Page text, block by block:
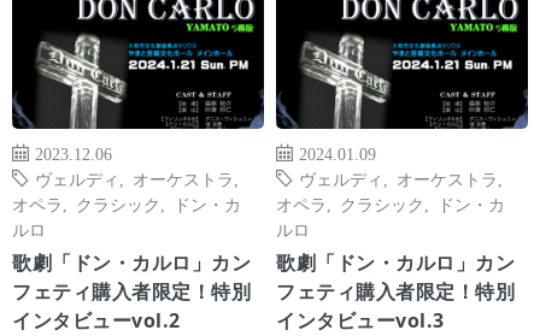
2023.12.06
ヴェルディ
オーケストラ
オペラ
クラシック
ドン・カ
ルロ
歌劇「ドン・カルロ」カン
フェティ購入者限定！特別
インタビューvol.2
2024.01.09
ヴェルディ
オーケストラ
オペラ
クラシック
ドン・カ
ルロ
歌劇「ドン・カルロ」カン
フェティ購入者限定！特別
インタビューvol.3